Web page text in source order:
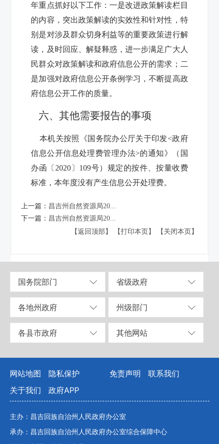
年重点抓好以下工作：一是改进政策解读栏目
的内容，突出政策解读的实效性和针对性，特
别是对涉及群众切身利益等的重要政策进行解
读，及时回应、解疑释惑，进一步满足广大人
民群众对政策解读和政府信息公开的需求；二
是加强对政府信息公开条例学习，不断提高政
府信息公开工作的质量。
六、其他需要报告的事项
本机关按照《国务院办公厅关于印发<政府
信息公开信息处理费管理办法>的通知》（国
办函〔2020〕109号）规定的按件、按量收费
标准，本年度没有产生信息公开处理费。
上一篇： 昌吉州自然资源局20...
下一篇： 昌吉州自然资源局20...
【返回顶部】
【打印本页】 【关闭本页】
国务院部门 省级政府
各地州政府 州级部门
各县市政府 其他网站
网站地图 隐私保护 免责声明
联系我们
关于我们
政府APP
主办：昌吉回族自治州人民政府办公室
承办：昌吉回族自治州人民政府办公室综合保障中心